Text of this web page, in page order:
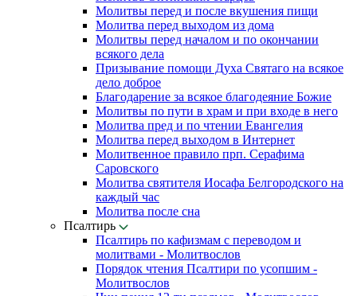
Молитвы перед и после вкушения пищи
Молитва перед выходом из дома
Молитвы перед началом и по окончании
всякого дела
Призывание помощи Духа Святаго на всякое
дело доброе
Благодарение за всякое благодеяние Божие
Молитвы по пути в храм и при входе в него
Молитва пред и по чтении Евангелия
Молитва перед выходом в Интернет
Молитвенное правило прп. Серафима
Саровского
Молитва святителя Иосафа Белгородского на
каждый час
Молитва после сна
Псалтирь
Псалтирь по кафизмам с переводом и
молитвами - Молитвослов
Порядок чтения Псалтири по усопшим -
Молитвослов